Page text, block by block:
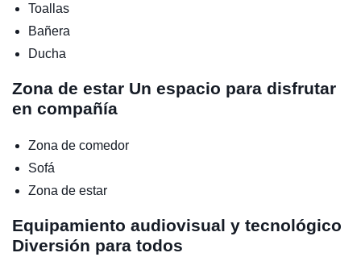
Toallas
Bañera
Ducha
Zona de estar Un espacio para disfrutar
en compañía
Zona de comedor
Sofá
Zona de estar
Equipamiento audiovisual y tecnológico
Diversión para todos